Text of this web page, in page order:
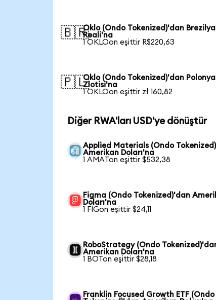
🇧🇷Oklo (Ondo Tokenized)'dan Brezilya
Reali'na
1 OKLOon eşittir R$220,63
🇵🇱Oklo (Ondo Tokenized)'dan Polonya
Zlotisi'na
1 OKLOon eşittir zł 160,82
Diğer RWA'ları USD'ye dönüştür
Applied Materials (Ondo
Amerikan Doları'na
1 AMATon eşittir $532,38
Figma (Ondo Tokenized)'dan
Doları'na
1 FIGon eşittir $24,11
RoboStrategy (Ondo
Amerikan Doları'na
1 BOTon eşittir $28,18
Franklin Focused Growth ETF (Ondo